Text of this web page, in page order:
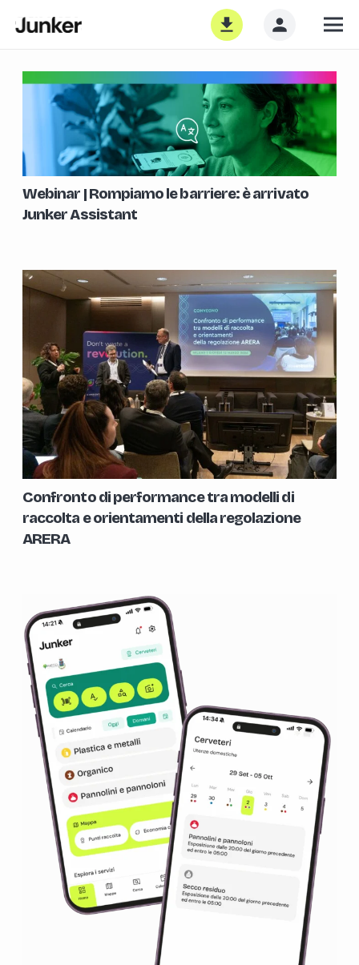
Webinar | Rompiamo le barriere: è arrivato
Junker Assistant
Confronto di performance tra modelli di
raccolta e orientamenti della regolazione
ARERA